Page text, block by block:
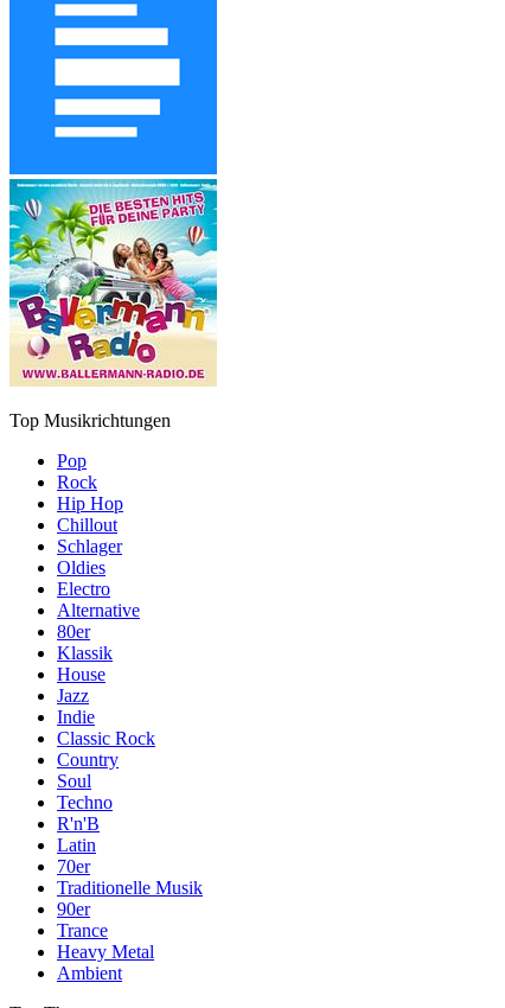
Top Musikrichtungen
Pop
Rock
Hip Hop
Chillout
Schlager
Oldies
Electro
Alternative
80er
Klassik
House
Jazz
Indie
Classic Rock
Country
Soul
Techno
R'n'B
Latin
70er
Traditionelle Musik
90er
Trance
Heavy Metal
Ambient